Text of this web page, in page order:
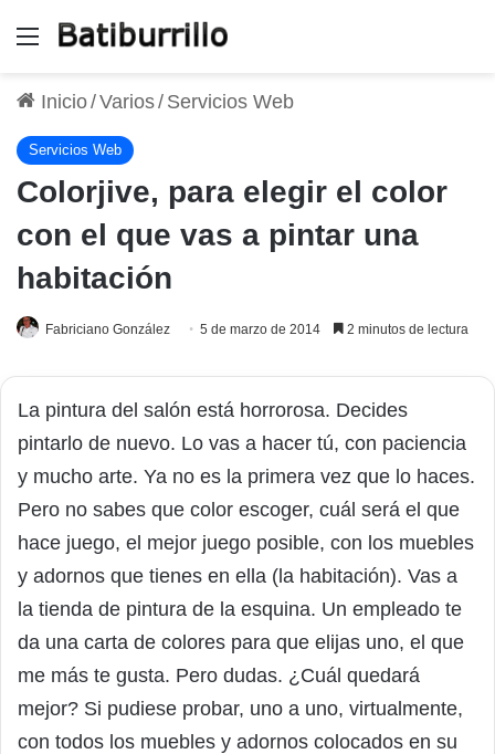
Menú
Inicio/Varios/ Servicios Web
Servicios Web
Colorjive, para elegir el color
con el que vas a pintar una
habitación
Fabriciano González 5 de marzo de 2014 2 minutos de lectura
La pintura del salón está horrorosa. Decides
pintarlo de nuevo. Lo vas a hacer tú, con paciencia
y mucho arte. Ya no es la primera vez que lo haces.
Pero no sabes que color escoger, cuál será el que
hace juego, el mejor juego posible, con los muebles
y adornos que tienes en ella (la habitación). Vas a
la tienda de pintura de la esquina. Un empleado te
da una carta de colores para que elijas uno, el que
me más te gusta. Pero dudas. ¿Cuál quedará
mejor? Si pudiese probar, uno a uno, virtualmente,
con todos los muebles y adornos colocados en su